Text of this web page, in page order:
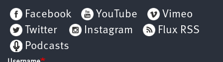
Facebook
YouTube
Vimeo
Twitter
Instagram
Flux RSS
Podcasts